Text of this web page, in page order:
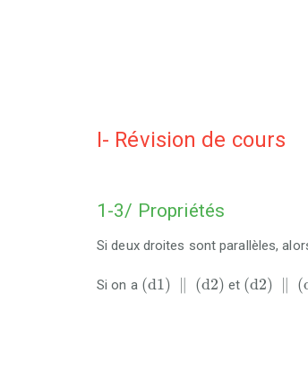
I- Révision de cours
1-3/ Propriétés
Si deux droites sont parallèles,
Si on a (d1) (d2)
(d1) ∥( d2) et (d2) (
( d2) ∥ d